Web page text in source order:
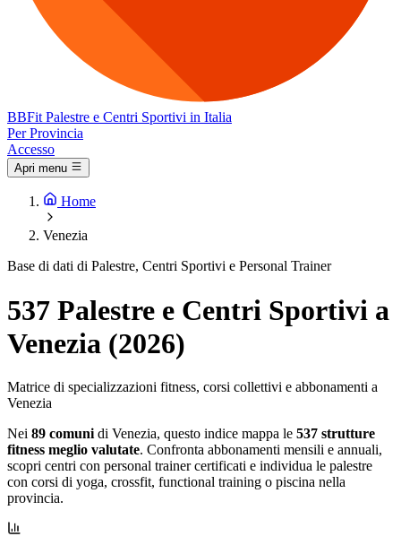
BBFit Palestre e Centri Sportivi in Italia
Per Provincia
Accesso
Apri menu
Home
Venezia
Base di dati di Palestre, Centri Sportivi e Personal Trainer
537 Palestre e Centri Sportivi a
Venezia (2026)
Matrice di specializzazioni fitness, corsi collettivi e abbonamenti a
Venezia
Nei 89 comuni di Venezia, questo indice mappa le 537 strutture
fitness meglio valutate. Confronta abbonamenti mensili e annuali,
scopri centri con personal trainer certificati e individua le palestre
con corsi di yoga, crossfit, functional training o piscina nella
provincia.